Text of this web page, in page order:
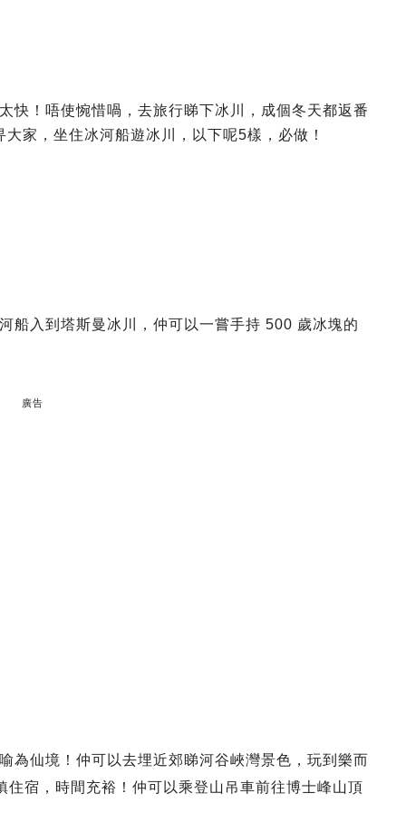
快！唔使惋惜喎，去旅行睇下冰川，成個冬天都返番
家，坐住冰河船遊冰川，以下呢5樣，必做！
船入到塔斯曼冰川，仲可以一嘗手持 500 歲冰塊的
廣告
為仙境！仲可以去埋近郊睇河谷峽灣景色，玩到樂而
宿，時間充裕！仲可以乘登山吊車前往博士峰山頂